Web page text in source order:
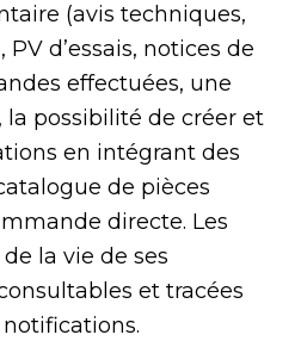
(avis techniques,
d’essais, notices de
effectuées, une
la possibilité de créer et
en intégrant des
de pièces
directe. Les
la vie de ses
et tracées